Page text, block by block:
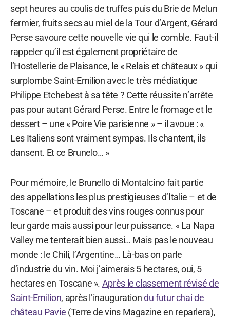
sept heures au coulis de truffes puis du Brie de Melun
fermier, fruits secs au miel de la Tour d’Argent, Gérard
Perse savoure cette nouvelle vie qui le comble. Faut-il
rappeler qu’il est également propriétaire de
l’Hostellerie de Plaisance, le « Relais et châteaux » qui
surplombe Saint-Emilion avec le très médiatique
Philippe Etchebest à sa tête ? Cette réussite n’arrête
pas pour autant Gérard Perse. Entre le fromage et le
dessert – une « Poire Vie parisienne » – il avoue : «
Les Italiens sont vraiment sympas. Ils chantent, ils
dansent. Et ce Brunelo… »
Pour mémoire, le Brunello di Montalcino fait partie
des appellations les plus prestigieuses d’Italie – et de
Toscane – et produit des vins rouges connus pour
leur garde mais aussi pour leur puissance. « La Napa
Valley me tenterait bien aussi… Mais pas le nouveau
monde : le Chili, l’Argentine… Là-bas on parle
d’industrie du vin. Moi j’aimerais 5 hectares, oui, 5
hectares en Toscane ». Après le classement révisé de
Saint-Emilion, après l’inaugurationdu futur chai de
château Pavie (Terre de vins Magazine en reparlera),